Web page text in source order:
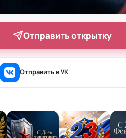
Отправить открытку
Отправить в VK